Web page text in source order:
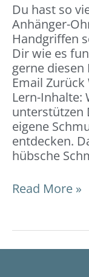
Du hast so
Anhänger-
Handgriffen
Dir wie es
gerne diesen
Email
Lern-Inhalte:
unterstützen
eigene
entdecken.
hübsche
Read More »